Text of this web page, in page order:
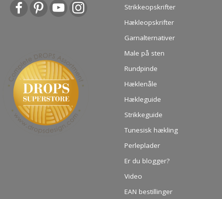
Strikkeopskrifter
Hækleopskrifter
Garnalternativer
Male på sten
Rundpinde
Hæklenåle
Hækleguide
Strikkeguide
Tunesisk hækling
Perleplader
Er du blogger?
Video
EAN bestillinger